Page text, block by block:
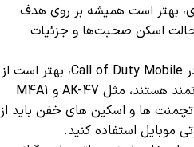
بهتر است همیشه بر روی هدف
حالت اسکن صحبت‌ها و جزئیات
استفاده از مناسب ترین سلاح: در Call of Duty Mobile، بهتر است از
سلاح‌هایی که در برابر حریف قدرتمند هستند، مثل AK-47 و M4A1
اتچمنت ها و اسکین های خفن باید از
موبایل استفاده کنید.